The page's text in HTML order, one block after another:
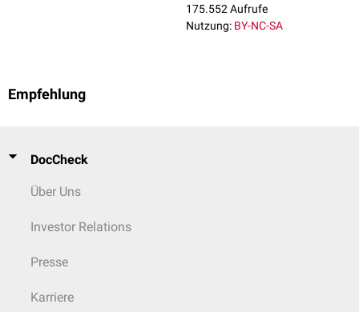
175.552 Aufrufe
Nutzung: BY-NC-SA
Empfehlung
DocCheck
Über Uns
Investor Relations
Presse
Karriere